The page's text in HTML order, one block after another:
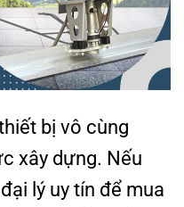
bị vô cùng
xây dựng. Nếu
lý uy tín để mua